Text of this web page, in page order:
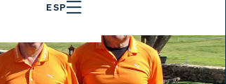
ESP